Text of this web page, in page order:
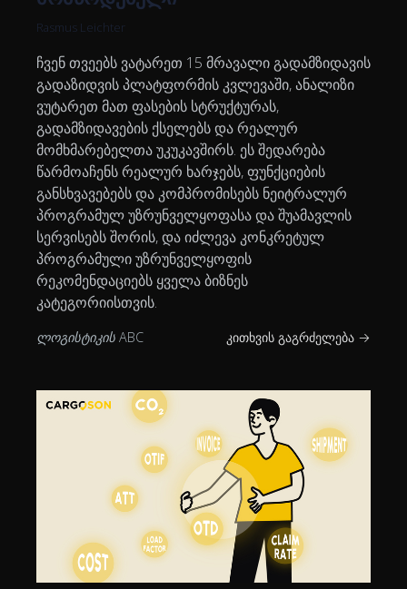
Rasmus Leichter
ჩვენ თვეებს ვატარეთ 15 მრავალი გადამზიდავის
გადაზიდვის პლატფორმის კვლევაში, ანალიზი
ვუტარეთ მათ ფასების სტრუქტურას,
გადამზიდავების ქსელებს და რეალურ
მომხმარებელთა უკუკავშირს. ეს შედარება
წარმოაჩენს რეალურ ხარჯებს, ფუნქციების
განსხვავებებს და კომპრომისებს ნეიტრალურ
პროგრამულ უზრუნველყოფასა და შუამავლის
სერვისებს შორის, და იძლევა კონკრეტულ
პროგრამული უზრუნველყოფის
რეკომენდაციებს ყველა ბიზნეს
კატეგორიისთვის.
ლოგისტიკის ABC კითხვის გაგრძელება →